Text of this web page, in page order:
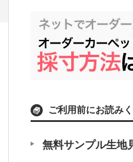
ご利用前にお読み
無料サンプル生地